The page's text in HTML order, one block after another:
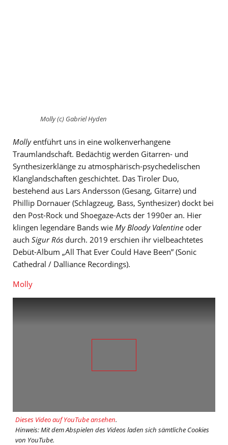
Molly (c) Gabriel Hyden
Mollyentführt uns in eine wolkenverhangene
Traumlandschaft. Bedächtig werden Gitarren- und
Synthesizerklänge zu atmosphärisch-psychedelischen
Klanglandschaften geschichtet. Das Tiroler Duo,
bestehend aus Lars Andersson (Gesang, Gitarre) und
Phillip Dornauer (Schlagzeug, Bass, Synthesizer) dockt bei
den Post-Rock und Shoegaze-Acts der 1990er an. Hier
klingen legendäre Bands wie My Bloody Valentine oder
auch Sigur Rós durch. 2019 erschien ihr vielbeachtetes
Debüt-Album „All That Ever Could Have Been” (Sonic
Cathedral / Dalliance Recordings).
Molly
Dieses Video auf YouTube ansehen.
Hinweis: Mit dem Abspielen des Videos laden sich sämtliche Cookies
von YouTube.